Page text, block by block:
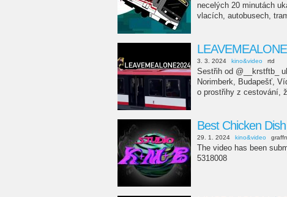
necelých 20 minutách
vlacích, autobusech,
3. 3. 2024 kino&video rtd
Sestřih od @__krstftb_
Norimberk, Budapešť,
o prostřihy z cestování,
Best Chicken
29. 1. 2024 kino&video
The video has been
5318008